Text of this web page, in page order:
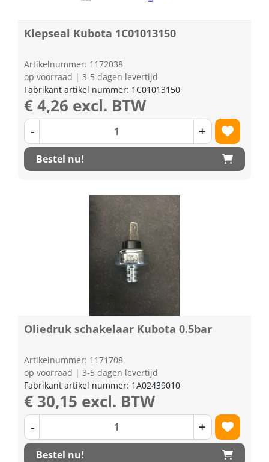
Klepseal Kubota 1C01013150
Artikelnummer: 1172038
op voorraad | 3-5 dagen levertijd
Fabrikant artikel nummer: 1C01013150
€ 4,26 excl. BTW
- +
Bestel nu!
Oliedruk schakelaar Kubota 0.5bar
Artikelnummer: 1171708
op voorraad | 3-5 dagen levertijd
Fabrikant artikel nummer: 1A02439010
€ 30,15 excl. BTW
- +
Bestel nu!